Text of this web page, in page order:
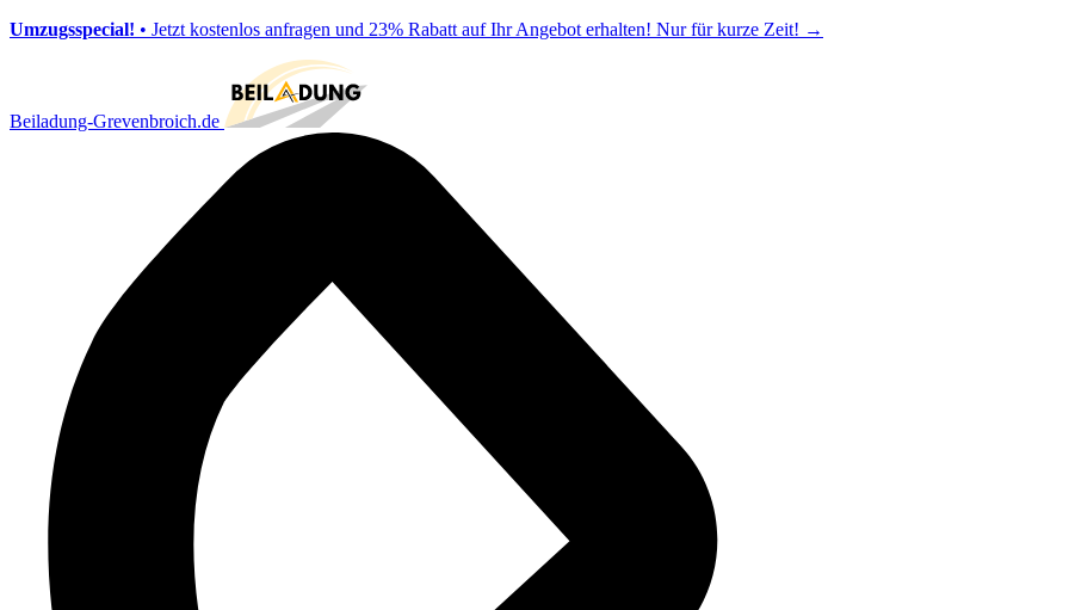
Umzugsspecial! • Jetzt kostenlos anfragen und 23% Rabatt auf Ihr Angebot erhalten! Nur für kurze Zeit! →
Beiladung-Grevenbroich.de